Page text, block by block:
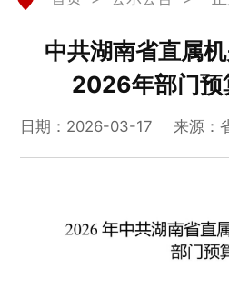
中共湖南省直属
2026年部门预
日期：2026-03-17 来源：